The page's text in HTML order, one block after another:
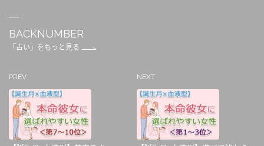
BACKNUMBER
「占い」をもっと見る
PREV NEXT